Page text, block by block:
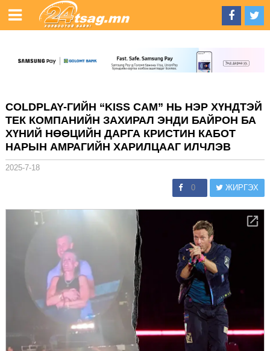
COLDPLAY-ГИЙН “KISS CAM” НЬ НЭР ХҮНДТЭЙ
ТЕК КОМПАНИЙН ЗАХИРАЛ ЭНДИ БАЙРОН БА
ХҮНИЙ НӨӨЦИЙН ДАРГА КРИСТИН КАБОТ
НАРЫН АМРАГИЙН ХАРИЛЦААГ ИЛЧЛЭВ
2025-7-18
0 ЖИРГЭХ